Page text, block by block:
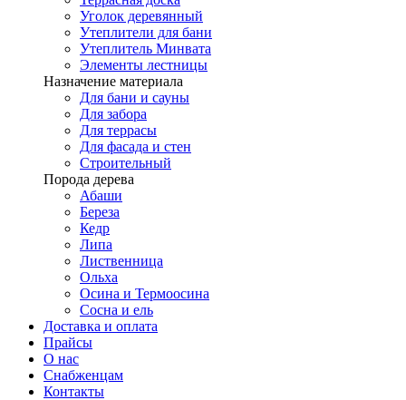
Уголок деревянный
Утеплители для бани
Утеплитель Минвата
Элементы лестницы
Назначение материала
Для бани и сауны
Для забора
Для террасы
Для фасада и стен
Строительный
Порода дерева
Абаши
Береза
Кедр
Липа
Лиственница
Ольха
Осина и Термоосина
Сосна и ель
Доставка и оплата
Прайсы
О нас
Снабженцам
Контакты